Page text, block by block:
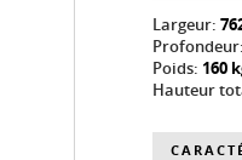
Largeur:
Profondeur:
Poids: 160
Hauteur